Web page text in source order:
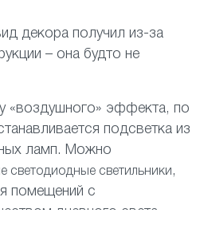
декора получил из-за
– она будто не
«воздушного» эффекта, по
подсветка из
ламп. Можно
светодиодные светильники ,
помещений с
дневного света.